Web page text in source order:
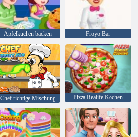
Apfelkuchen backen Froyo Bar
Chef richtige Mischung Pizza Realife Kochen